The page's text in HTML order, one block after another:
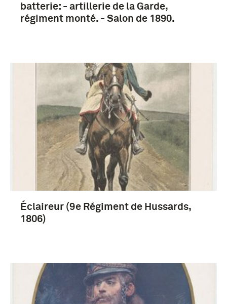
infanterie (4)
batterie: - artillerie de la Garde,
régiment monté. - Salon de 1890.
Éclaireur (9e Régiment de Hussards,
1806)